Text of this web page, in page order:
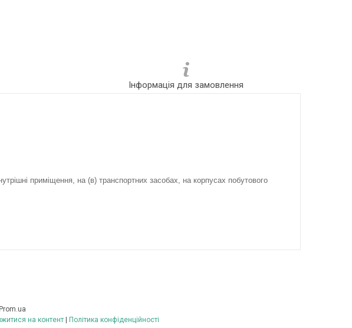
Інформація для замовлення
приміщення, на (в) транспортних засобах, на корпусах побутового
Prom.ua
на контент Політика конфіденційності